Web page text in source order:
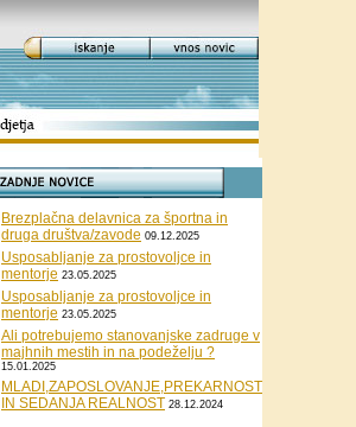
Brezplačna delavnica za športna in
druga društva/zavode 09.12.2025
Usposabljanje za prostovoljce in
mentorje 23.05.2025
Usposabljanje za prostovoljce in
mentorje 23.05.2025
Ali potrebujemo stanovanjske zadruge v
majhnih mestih in na podeželju ?
15.01.2025
MLADI,ZAPOSLOVANJE,PREKARNOST
IN SEDANJA REALNOST 28.12.2024